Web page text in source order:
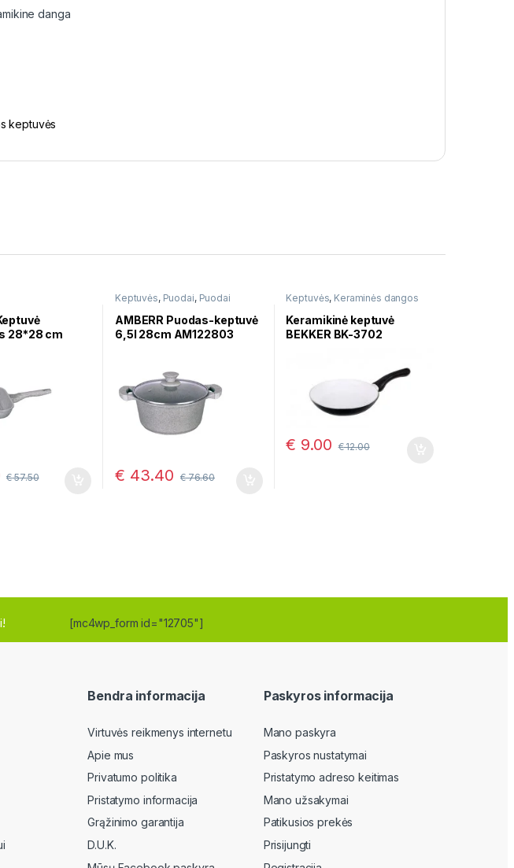
danga
keptuvės
28*28 cm
€57.50
Keptuvės, Puodai, Puodai
troškinimui
AMBERR Puodas-keptuvė
6,5l 28cm AM122803
€ 43.40 €76.60
Keptuvės, Keraminės dangos
keptuvės
Keramikinė keptuvė
BEKKER BK-3702
€ 9.00 €12.00
[mc4wp_form id="12705"]
Bendra informacija
Virtuvės reikmenys internetu
Apie mus
Privatumo politika
Pristatymo informacija
Grąžinimo garantija
D.U.K.
Paskyros informacija
Mano paskyra
Paskyros nustatymai
Pristatymo adreso keitimas
Mano užsakymai
Patikusios prekės
Prisijungti